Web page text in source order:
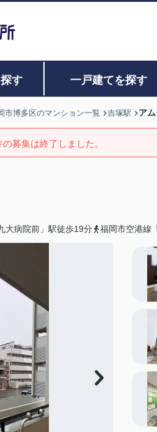
す 一戸建てを探す
市博多区のマンション一覧 吉塚駅 ア
の募集は終了しました。
大病院前」駅徒歩19分 福岡市空港線